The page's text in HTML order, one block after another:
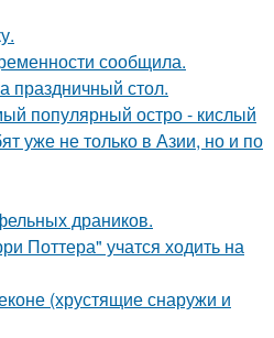
сообщила.
стол.
популярный остро - кислый
уже не только в Азии, но и по
драников.
Поттера" учатся ходить на
(хрустящие снаружи и